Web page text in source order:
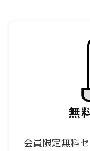
無
会員限定無料